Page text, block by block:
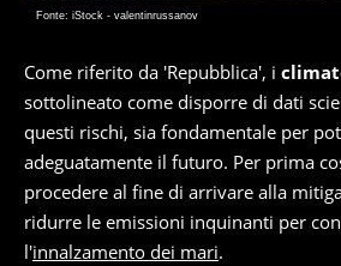
Fonte: iStock - valentinrussanov
Come riferito da 'Repubblica', i
sottolineato come disporre di dati
questi rischi, sia fondamentale per
adeguatamente il futuro. Per prima
procedere al fine di arrivare alla
ridurre le emissioni inquinanti per
l'innalzamento dei mari.